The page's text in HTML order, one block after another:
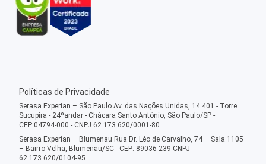
Políticas de Privacidade
Serasa Experian – São Paulo Av. das Nações Unidas, 14.401 - Torre
Sucupira - 24ºandar - Chácara Santo Antônio, São Paulo/SP -
CEP:04794-000 - CNPJ 62.173.620/0001-80
Serasa Experian – Blumenau Rua Dr. Léo de Carvalho, 74 – Sala 1105
– Bairro Velha, Blumenau/SC - CEP: 89036-239 CNPJ
62.173.620/0104-95